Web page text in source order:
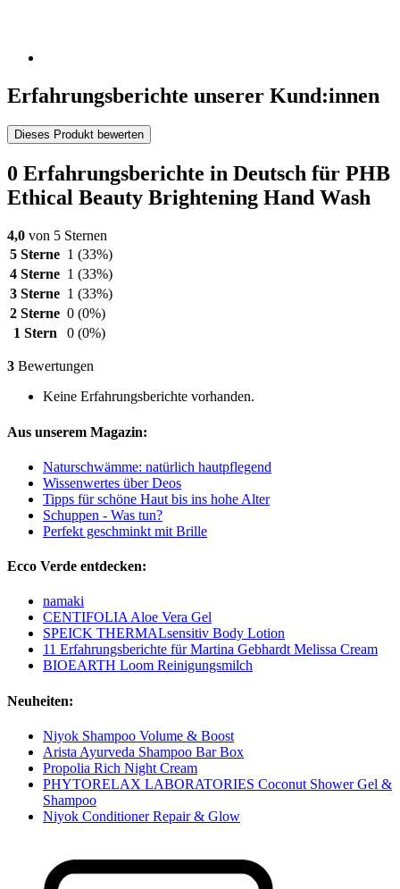
Erfahrungsberichte unserer Kund:innen
Dieses Produkt bewerten
0 Erfahrungsberichte in Deutsch für PHB
Ethical Beauty Brightening Hand Wash
4,0 von 5 Sternen
5 Sterne 1 (33%)
4 Sterne 1 (33%)
3 Sterne 1 (33%)
2 Sterne 0 (0%)
1 Stern
0 (0%)
3 Bewertungen
Keine Erfahrungsberichte vorhanden.
Aus unserem Magazin:
Naturschwämme: natürlich hautpflegend
Wissenwertes über Deos
Tipps für schöne Haut bis ins hohe Alter
Schuppen - Was tun?
Perfekt geschminkt mit Brille
Ecco Verde entdecken:
namaki
CENTIFOLIA Aloe Vera Gel
SPEICK THERMALsensitiv Body Lotion
11 Erfahrungsberichte für Martina Gebhardt Melissa Cream
BIOEARTH Loom Reinigungsmilch
Neuheiten:
Niyok Shampoo Volume & Boost
Arista Ayurveda Shampoo Bar Box
Propolia Rich Night Cream
PHYTORELAX LABORATORIES Coconut Shower Gel &
Shampoo
Niyok Conditioner Repair & Glow